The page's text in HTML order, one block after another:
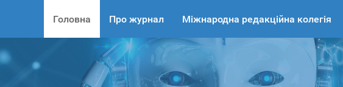
Головна Про журнал Міжнародна редакційна колегія